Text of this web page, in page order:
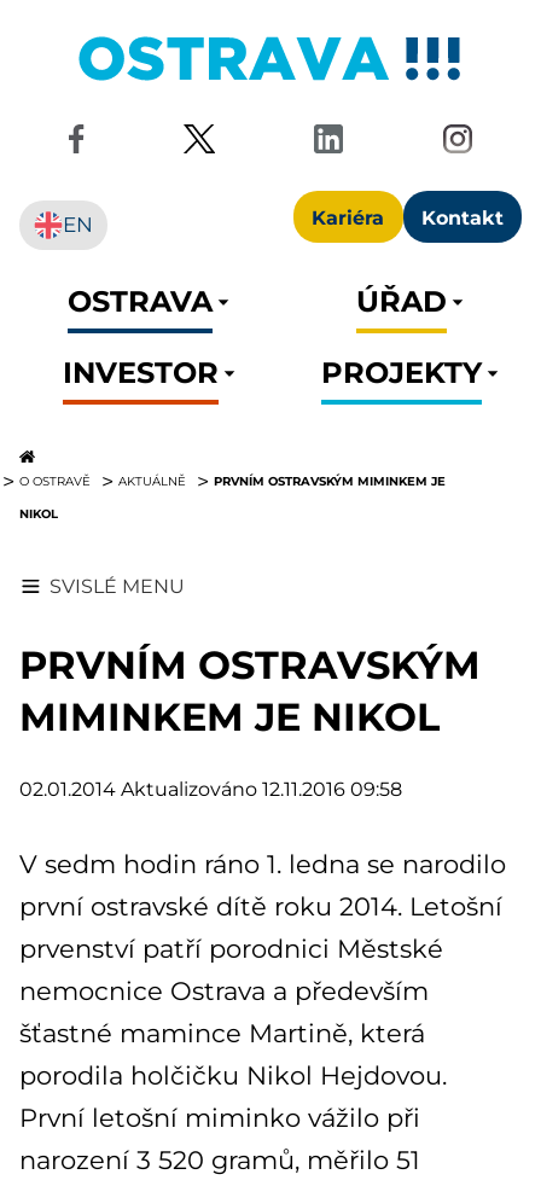
Kariéra Kontakt
EN
OSTRAVA
ÚŘAD
INVESTOR
PROJEKTY
O OSTRAVĚ AKTUÁLNĚ
PRVNÍM OSTRAVSKÝM MIMINKEM JE
NIKOL
SVISLÉ MENU
PRVNÍM OSTRAVSKÝM
MIMINKEM JE NIKOL
02.01.2014 Aktualizováno 12.11.2016 09:58
V sedm hodin ráno 1. ledna se narodilo
první ostravské dítě roku 2014. Letošní
prvenství patří porodnici Městské
nemocnice Ostrava a především
šťastné mamince Martině, která
porodila holčičku Nikol Hejdovou.
První letošní miminko vážilo při
narození 3 520 gramů, měřilo 51